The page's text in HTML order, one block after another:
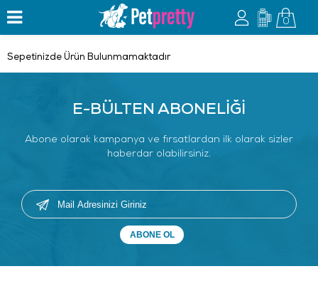
0
Sepetinizde Ürün Bulunmamaktadır
E-BÜLTEN ABONELİĞİ
Abone olarak kampanya ve fırsatlardan ilk olarak sizler
haberdar olabilirsiniz.